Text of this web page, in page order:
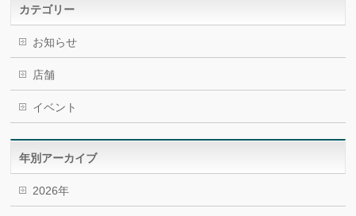
カテゴリー
お知らせ
店舗
イベント
年別アーカイブ
2026年